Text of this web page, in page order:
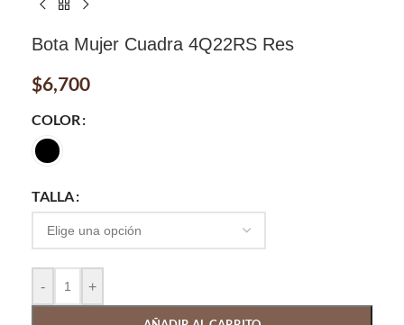
Bota Mujer Cuadra 4Q22RS Res
$6,700
COLOR
TALLA
- +